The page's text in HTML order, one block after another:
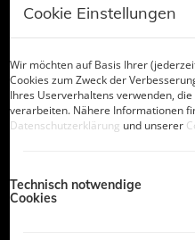
Beschreibung
Firma LEWO Immobilien
Cookie Einstellungen
Wir möchten auf Basis Ihrer
Cookies zum Zweck der
Ihres Userverhaltens verwenden,
verarbeiten. Nähere Informationen
Datenschutzerklärung und unserer
Technisch notwendige
Cookies